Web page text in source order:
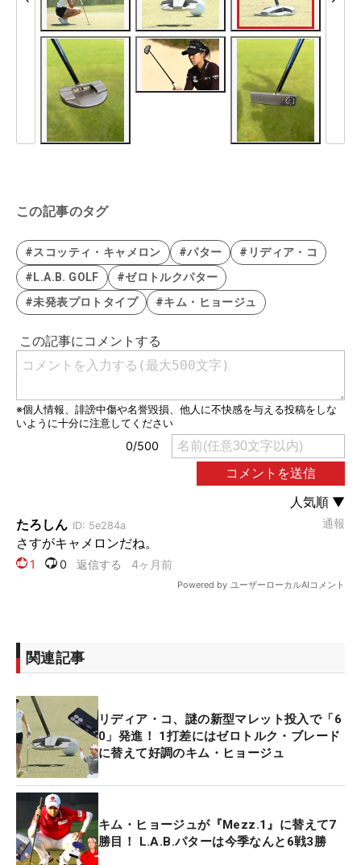
この記事のタグ
#スコッティ・キャメロン #パター
#リディア・コ
#L.A.B. GOLF
#ゼロトルクパター
#未発表プロトタイプ
#キム・ヒョージュ
関連記事
リディア・コ、謎の新型マレット投入で「6
0」発進！ 1打差にはゼロトルク・ブレード
に替えて好調のキム・ヒョージュ
キム・ヒョージュが『Mezz.1』に替えて7
勝目！ L.A.B.パターは今季なんと6戦3勝